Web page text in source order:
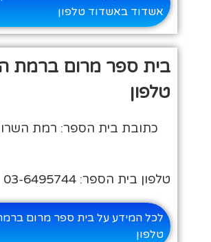
אשדוד באשדוד טלפון
בית ספר מרום ברמת
טלפון
כתובת בית הספר: רמת
טלפון בית הספר: 03-6495744
לכל המידע על בית ספר מרום ברמת
טלפון